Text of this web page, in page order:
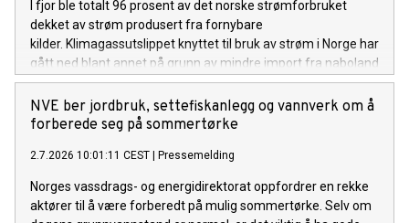
I fjor ble totalt 96 prosent av det norske strømforbruket
dekket av strøm produsert fra fornybare
kilder. Klimagassutslippet knyttet til bruk av strøm i Norge har
gått ned blant annet på grunn av mindre import fra naboland
med høyere andel kraftproduksjon med klimautslipp. Det
viser NVEs klimadeklarasjon for fysisk levert strøm i 2025.
NVE ber jordbruk, settefiskanlegg og vannverk om å
forberede seg på sommertørke
2.7.2026 10:01:11 CEST Pressemelding
Norges vassdrags- og energidirektorat oppfordrer en rekke
aktører til å være forberedt på mulig sommertørke. Selv om